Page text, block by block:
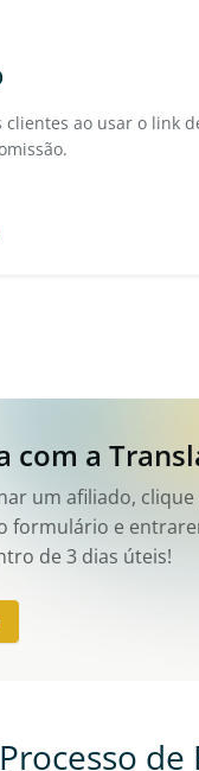
clientes ao usar o link
com a
um afiliado,
formulário e
de 3 dias úteis!
de